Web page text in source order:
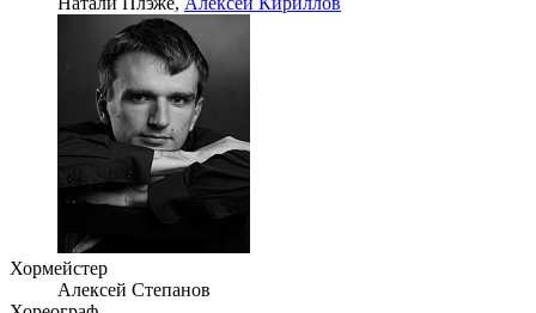
Хормейстер
Алексей Степанов